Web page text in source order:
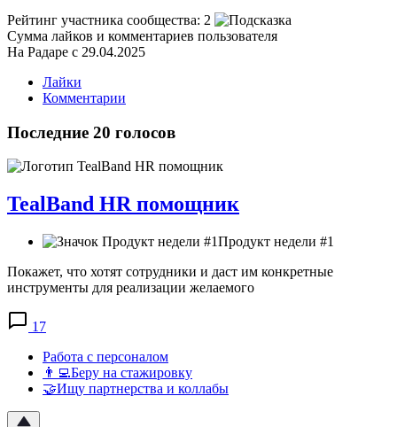
Рейтинг участника сообщества: 2
Сумма лайков и комментариев пользователя
На Радаре с 29.04.2025
Лайки
Комментарии
Последние 20 голосов
TealBand HR помощник
Продукт недели #1
Покажет, что хотят сотрудники и даст им конкретные
инструменты для реализации желаемого
17
Работа с персоналом
👨‍💻Беру на стажировку
🤝Ищу партнерства и коллабы